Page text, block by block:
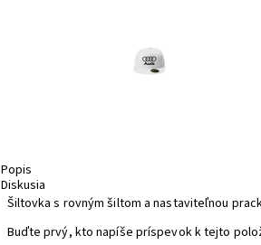
Popis
Diskusia
Šiltovka s rovným šiltom a nastaviteľnou
Buďte prvý, kto napíše príspevok k tejto